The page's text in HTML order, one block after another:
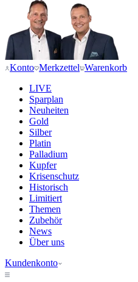
Konto Merkzettel Warenkorb
LIVE
Sparplan
Neuheiten
Gold
Silber
Platin
Palladium
Kupfer
Krisenschutz
Historisch
Limitiert
Themen
Zubehör
News
Über uns
Kundenkonto